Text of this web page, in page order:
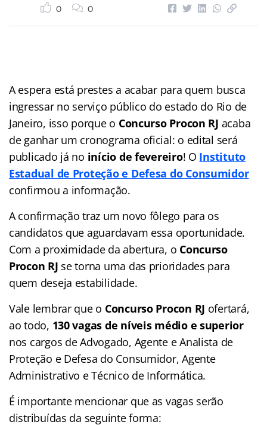
0 0
A espera está prestes a acabar para quem busca
ingressar no serviço público do estado do Rio de
Janeiro, isso porque o Concurso Procon RJ acaba
de ganhar um cronograma oficial: o edital será
publicado já no início de fevereiro! O Instituto
Estadual de Proteção e Defesa do Consumidor
confirmou a informação.
A confirmação traz um novo fôlego para os
candidatos que aguardavam essa oportunidade.
Com a proximidade da abertura, o Concurso
Procon RJ se torna uma das prioridades para
quem deseja estabilidade.
Vale lembrar que o Concurso Procon RJ ofertará,
ao todo, 130 vagas de níveis médio e superior
nos cargos de Advogado, Agente e Analista de
Proteção e Defesa do Consumidor, Agente
Administrativo e Técnico de Informática.
É importante mencionar que as vagas serão
distribuídas da seguinte forma: